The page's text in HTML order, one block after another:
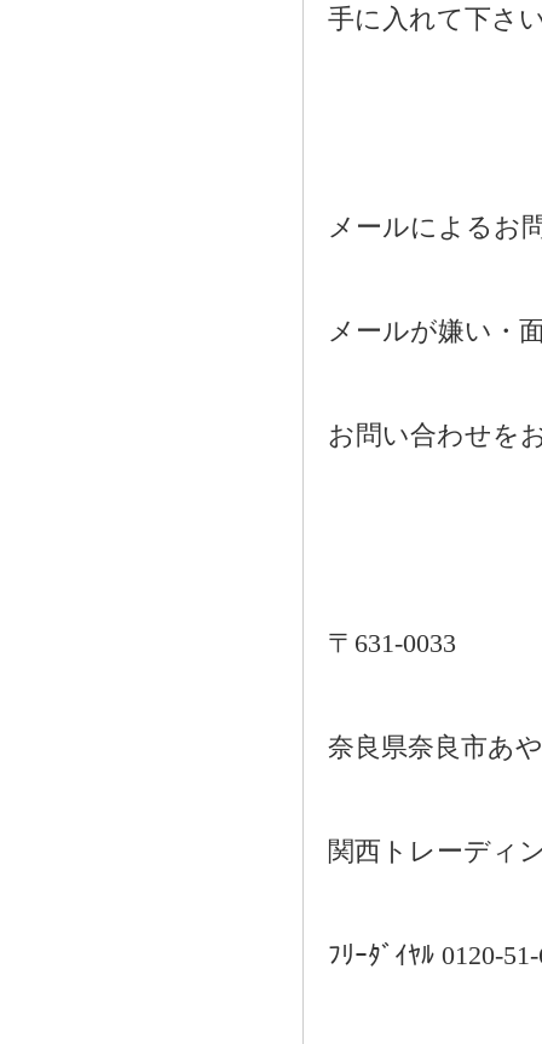
手に入れて下さ
メールによるお
メールが嫌い・
お問い合わせを
〒631-0033
奈良県奈良市あ
関西トレーデ
ﾌﾘｰﾀﾞｲﾔﾙ 0120-